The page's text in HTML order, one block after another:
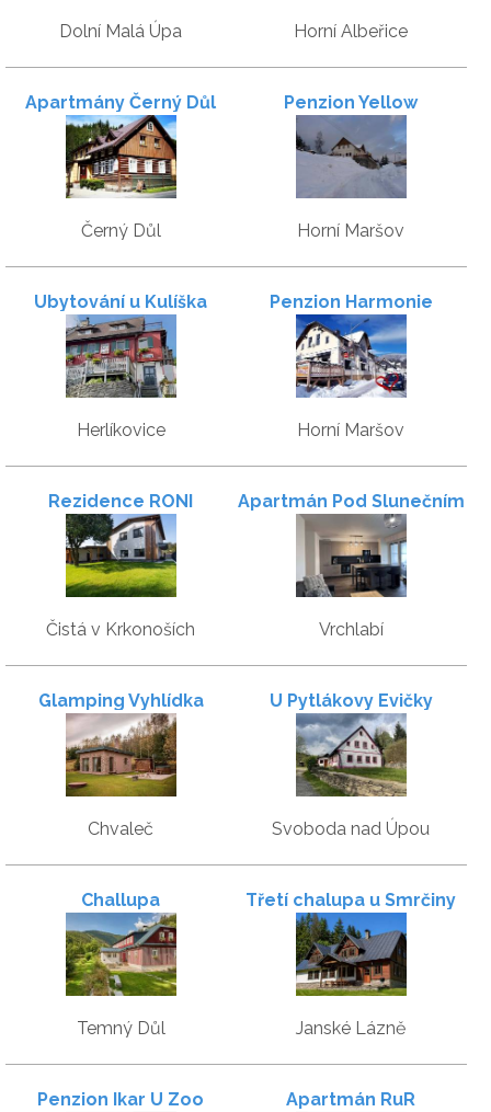
Dolní Malá Úpa Horní Albeřice
Apartmány Černý Důl
Černý Důl
Penzion Yellow
Horní Maršov
Ubytování u Kulíška
Herlíkovice
Penzion Harmonie
Horní Maršov
Rezidence RONI
Čistá v Krkonoších
Apartmán Pod Slunečním
vrchem
Vrchlabí
Glamping Vyhlídka
Chvaleč
U Pytlákovy Evičky
Svoboda nad Úpou
Challupa
Temný Důl
Třetí chalupa u Smrčiny
Janské Lázně
Penzion Ikar U Zoo Apartmán RuR